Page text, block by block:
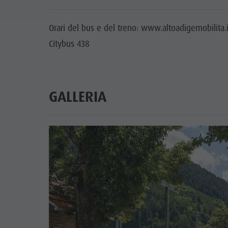
Orari del bus e del treno:
Citybus 438
GALLERIA